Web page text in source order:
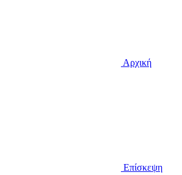
Αρχική
Επίσκεψη